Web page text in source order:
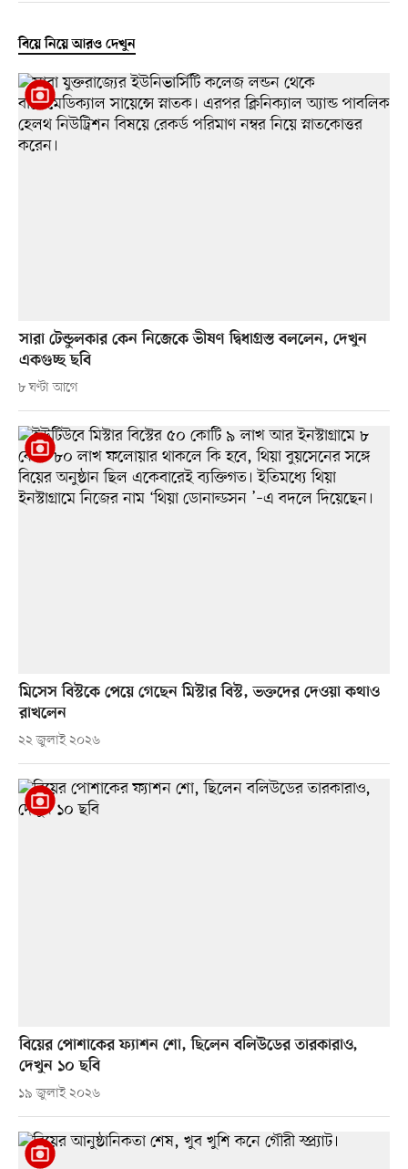
বিয়ে নিয়ে আরও দেখুন
সারা টেন্ডুলকার কেন নিজেকে ভীষণ দ্বিধাগ্রস্ত বললেন, দেখুন
একগুচ্ছ ছবি
৮ ঘণ্টা আগে
মিসেস বিস্টকে পেয়ে গেছেন মিস্টার বিস্ট, ভক্তদের দেওয়া কথাও
রাখলেন
২২ জুলাই ২০২৬
বিয়ের পোশাকের ফ্যাশন শো, ছিলেন বলিউডের তারকারাও,
দেখুন ১০ ছবি
১৯ জুলাই ২০২৬